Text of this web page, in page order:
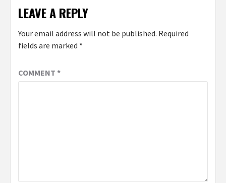
LEAVE A REPLY
Your email address will not be published. Required
fields are marked *
COMMENT *